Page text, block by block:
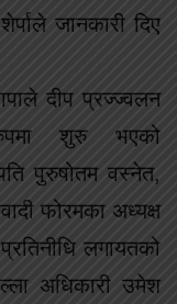
जानकारी दिए
दीप प्रज्ज्वलन
शुरु भएको
पुरुषोतम वस्नेत,
फोरमका अध्यक्ष
लगायतको
अधिकारी उमेश